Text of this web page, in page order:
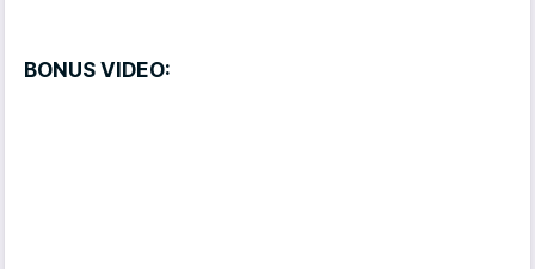
BONUS VIDEO: